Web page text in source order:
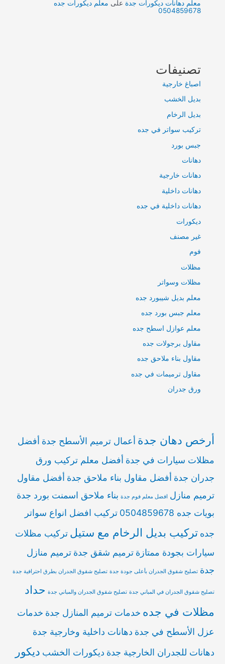
معلم دهانات ديكورات جدة على معلم ديكورات جده
0504859678
تصنيفات
اصباغ خارجية
بديل الخشب
بديل الرخام
تركيب سواتر في جده
جبس بورد
دهانات
دهانات خارجية
دهانات داخلية
دهانات داخلية في جده
ديكورات
غير مصنف
فوم
مظلات
مظلات وسواتر
معلم بديل شيبورد جده
معلم جبس بورد جده
معلم عوازل اسطح جده
مقاول برجولات جده
مقاول بناء ملاحق جده
مقاول ترميمات في جده
ورق جدران
أرخص دهان جدة أعمال ترميم الأسطح جدة أفضل
مظلات سيارات في جدة أفضل معلم تركيب ورق
جدران جدة أفضل مقاول بناء ملاحق جدة أفضل مقاول
ترميم منازل افضل معلم فوم جدة بناء ملاحق اسمنت بورد جدة
بويات جده 0504859678
تركيب افضل انواع سواتر
جده تركيب بديل الرخام مع ستيل تركيب مظلات
سيارات بجودة ممتازة ترميم شقق جدة ترميم منازل
جدة تصليح شقوق الجدران بأعلى جودة جدة تصليح شقوق الجدران بطرق احترافية جدة
تصليح شقوق الجدران في المباني جدة تصليح شقوق الجدران والمباني جدة حداد
مظلات في جده خدمات ترميم المنازل جدة خدمات
عزل الأسطح في جدة دهانات داخلية وخارجية جدة
دهانات للجدران الخارجية جدة ديكورات الخشب ديكور